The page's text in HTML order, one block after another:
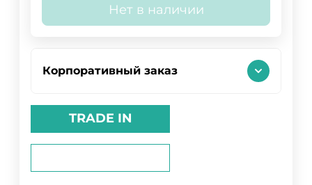
Нет в наличии
Корпоративный заказ
TRADE IN